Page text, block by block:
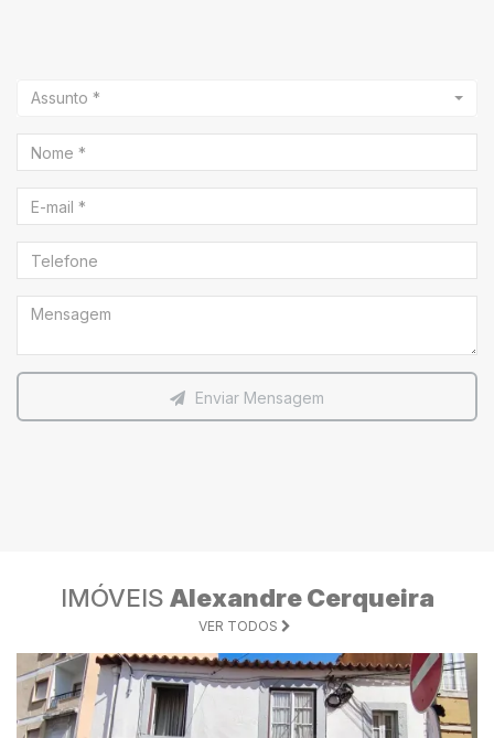
Assunto *
Enviar Mensagem
IMÓVEIS Alexandre Cerqueira
VER TODOS